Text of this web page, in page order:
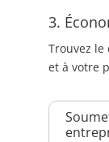
3.
Trouvez
et à votre